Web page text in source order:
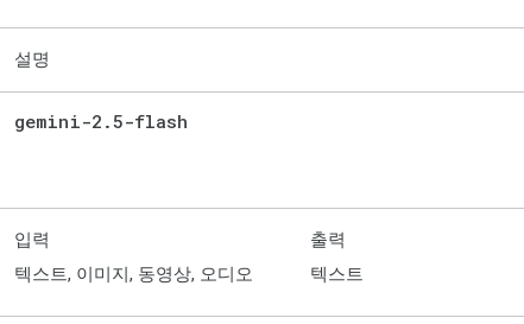
설명
gemini-2 .5-flash
입력
텍스트, 이미지, 동영상, 오디오
출력
텍스트